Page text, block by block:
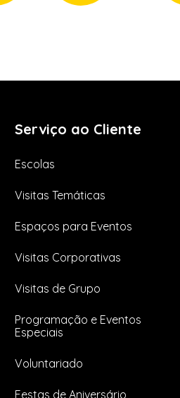
Serviço ao Cliente
Escolas
Visitas Temáticas
Espaços para Eventos
Visitas Corporativas
Visitas de Grupo
Programação e Eventos
Especiais
Voluntariado
Festas de Aniversário